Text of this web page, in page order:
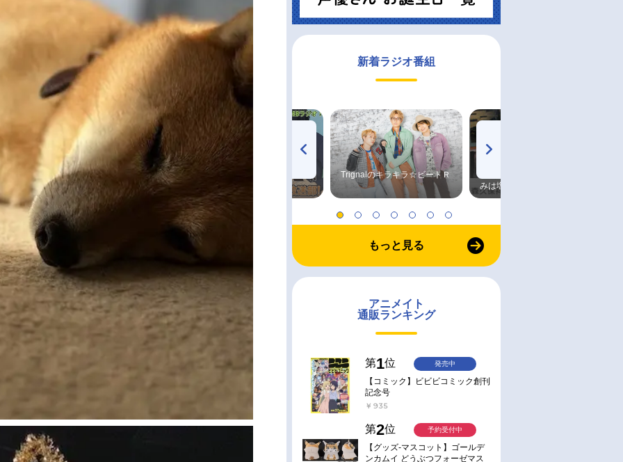
新着ラジオ番組
TVアニメ『戦隊大失格』
radio 大直会 2nd season
Trignalのキラキラ☆ビートＲ
みは塩だけ
もっと見る
アニメイト
通販ランキング
第1位
【コミック】ビビビコミック創刊
記念号
￥935
発売中
第2位
【グッズ-マスコット】ゴールデ
ンカムイ どうぶつフォーゼマス
予約受付中